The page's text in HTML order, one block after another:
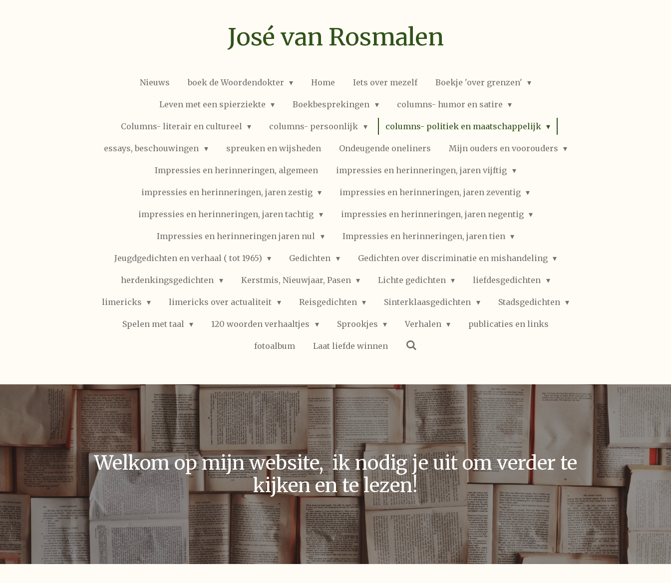
José van Rosmalen
Nieuws boek de Woordendokter Home Iets over mezelf Boekje 'over grenzen'
Leven met een spierziekte Boekbesprekingen columns- humor en satire
Columns- literair en cultureel columns- persoonlijk columns- politiek en maatschappelijk
essays, beschouwingen spreuken en wijsheden Ondeugende oneliners Mijn ouders en voorouders
Impressies en herinneringen, algemeen impressies en herinneringen, jaren vijftig
impressies en herinneringen, jaren zestig impressies en herinneringen, jaren zeventig
impressies en herinneringen, jaren tachtig impressies en herinneringen, jaren negentig
Impressies en herinneringen jaren nul Impressies en herinneringen, jaren tien
Jeugdgedichten en verhaal ( tot 1965) Gedichten Gedichten over discriminatie en mishandeling
herdenkingsgedichten Kerstmis, Nieuwjaar, Pasen Lichte gedichten liefdesgedichten
limericks limericks over actualiteit Reisgedichten Sinterklaasgedichten Stadsgedichten
Spelen met taal 120 woorden verhaaltjes Sprookjes Verhalen publicaties en links
fotoalbum Laat liefde winnen
Welkom op mijn website, ik nodig je uit om verder te
kijken en te lezen!